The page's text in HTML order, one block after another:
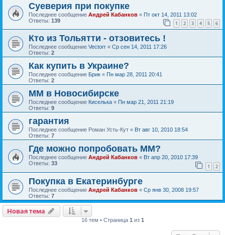
Суеверия при покупке
Последнее сообщение Андрей Кабанков « Пт окт 14, 2011 13:02
Ответы: 139 1 2 3 4 5 6
Кто из Тольятти - отзовитесь !
Последнее сообщение Vectorr « Ср сен 14, 2011 17:26
Ответы: 2
Как купить в Украине?
Последнее сообщение Брик « Пн мар 28, 2011 20:41
Ответы: 2
ММ в Новосибирске
Последнее сообщение Киселька « Пн мар 21, 2011 21:19
Ответы: 9
гарантия
Последнее сообщение Роман Усть-Кут « Вт авг 10, 2010 18:54
Ответы: 7
Где можно попробовать ММ?
Последнее сообщение Андрей Кабанков « Вт апр 20, 2010 17:39
Ответы: 33 1 2
Покупка в Екатеринбурге
Последнее сообщение Андрей Кабанков « Ср янв 30, 2008 19:57
Ответы: 7
Новая тема
16 тем • Страница 1 из 1